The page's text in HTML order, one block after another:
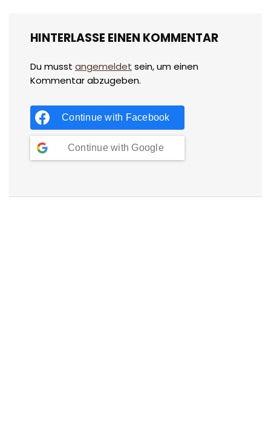
HINTERLASSE EINEN KOMMENTAR
Du musst angemeldet sein, um einen
Kommentar abzugeben.
Continue with Facebook
Continue with Google